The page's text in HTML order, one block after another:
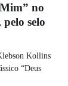
no
selo
Kollins
“Deus